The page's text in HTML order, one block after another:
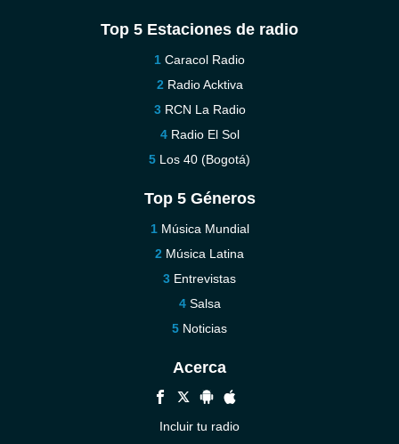
Top 5 Estaciones de radio
Caracol Radio
Radio Acktiva
RCN La Radio
Radio El Sol
Los 40 (Bogotá)
Top 5 Géneros
Música Mundial
Música Latina
Entrevistas
Salsa
Noticias
Acerca
Incluir tu radio